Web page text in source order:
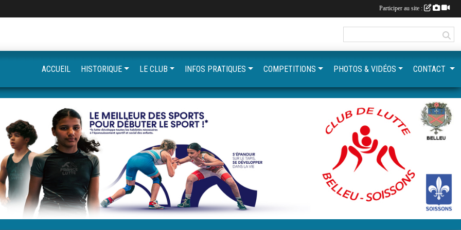
ACCUEIL HISTORIQUE LE CLUB INFOS PRATIQUES COMPETITIONS PHOTOS & VIDÉOS CONTACT
Participer au site :